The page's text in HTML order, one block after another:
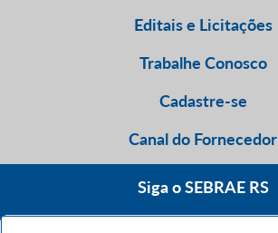
Editais e Licitações
Trabalhe Conosco
Cadastre-se
Canal do Fornecedor
Siga o SEBRAE RS